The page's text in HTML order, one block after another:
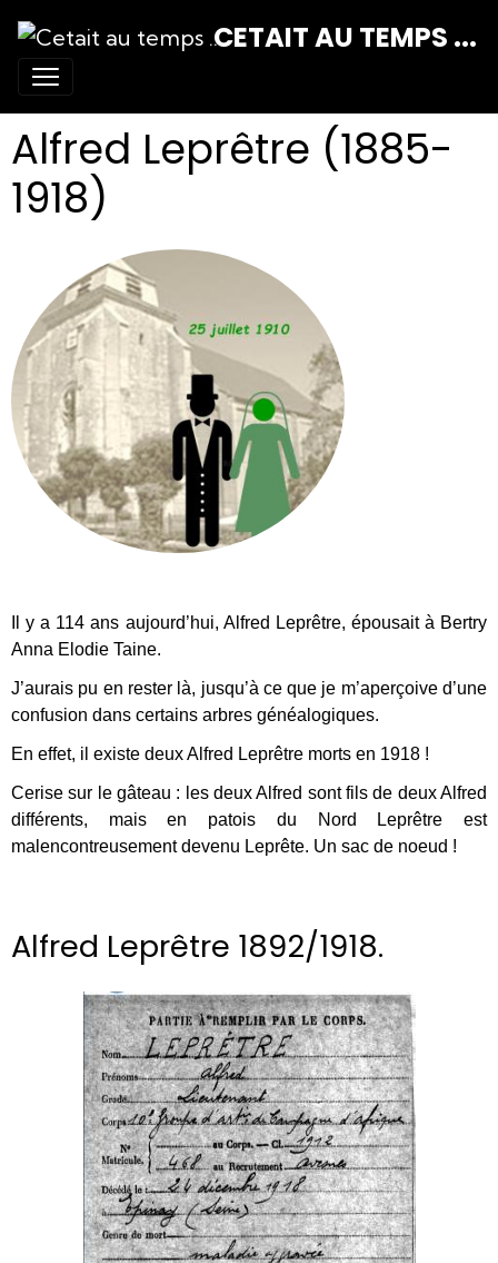
CETAIT AU TEMPS ...
Alfred Leprêtre (1885-
1918)
Il y a 114 ans aujourd’hui, Alfred Leprêtre, épousait à Bertry
Anna Elodie Taine.
J’aurais pu en rester là, jusqu’à ce que je m’aperçoive d’une
confusion dans certains arbres généalogiques.
En effet, il existe deux Alfred Leprêtre morts en 1918 !
Cerise sur le gâteau : les deux Alfred sont fils de deux Alfred
différents, mais en patois du Nord Leprêtre est
malencontreusement devenu Leprête. Un sac de noeud !
Alfred Leprêtre 1892/1918.